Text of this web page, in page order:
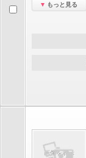
もっと見る